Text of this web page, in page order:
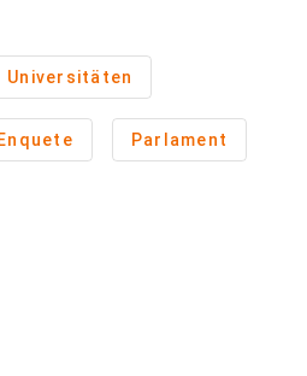
Universitäten
Enquete Parlament